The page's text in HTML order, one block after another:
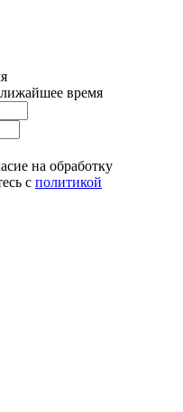
время
на обработку
с политикой